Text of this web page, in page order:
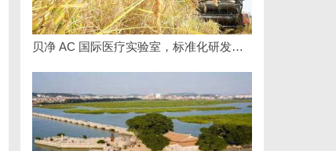
贝净 AC 国际医疗实验室，标准化研发体系全解析